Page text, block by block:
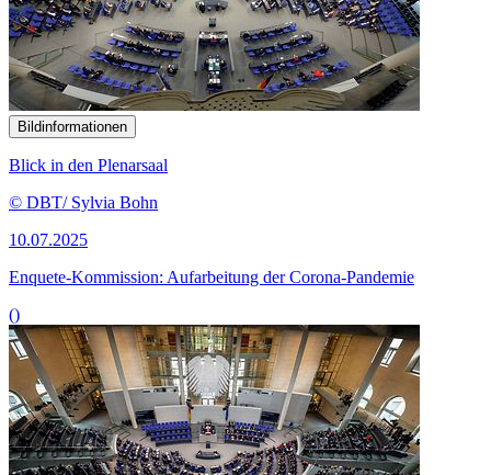
Bildinformationen
Blick in den Plenarsaal
© DBT/ Sylvia Bohn
10.07.2025
Enquete-Kommission: Aufarbeitung der Corona-Pandemie
()